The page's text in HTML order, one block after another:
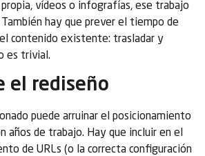
vídeos o infografías, ese trabajo
hay que prever el tiempo de
contenido existente: trasladar y
es trivial.
el rediseño
puede arruinar el posicionamiento
años de trabajo. Hay que incluir en el
de URLs (o la correcta configuración